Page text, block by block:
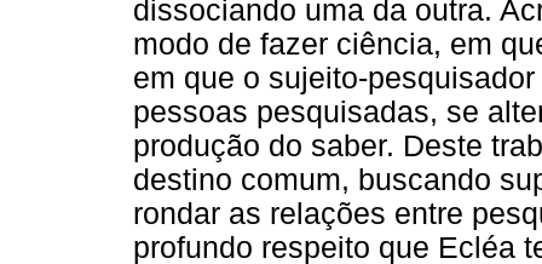
dissociando uma da outra.
modo de fazer ciência, em
em que o sujeito-
pessoas pesquisadas, se
produção do saber. Deste
destino comum, buscando
rondar as relações entre
profundo respeito que Ecléa